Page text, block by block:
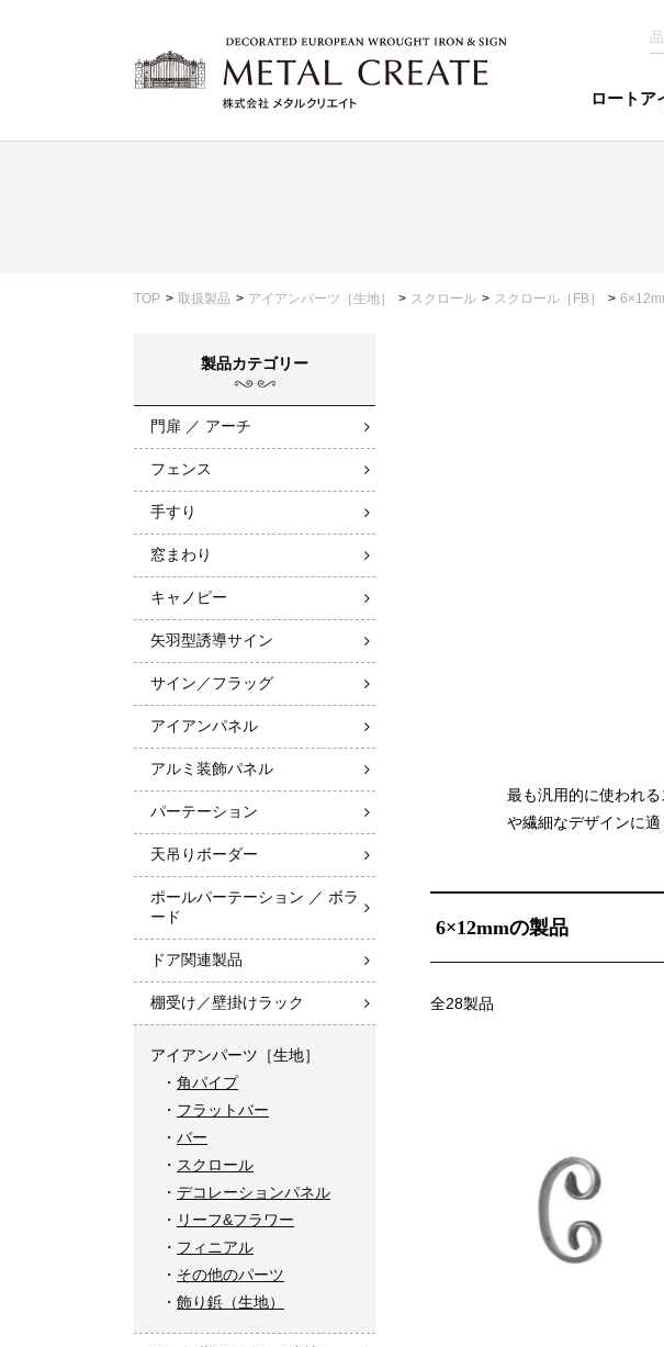
ロートア
TOP 取扱製品 アイアンパーツ［生地］ スクロール スクロール［FB］
最も汎用的に使われ
や繊細なデザインに適
6×12mmの製品
全28製品
製品カテゴリー
門扉 ／ アーチ
フェンス
手すり
窓まわり
キャノピー
矢羽型誘導サイン
サイン／フラッグ
アイアンパネル
アルミ装飾パネル
パーテーション
天吊りボーダー
ポールパーテーション ／ ボラ
ード
ドア関連製品
棚受け／壁掛けラック
アイアンパーツ［生地］
角パイプ
フラットバー
バー
スクロール
デコレーションパネル
リーフ&フラワー
フィニアル
その他のパーツ
飾り鋲（生地）